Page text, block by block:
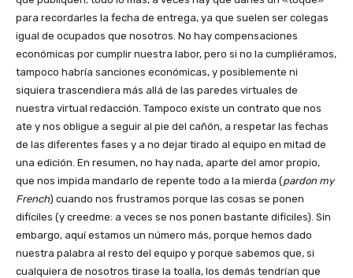
para recordarles la fecha de entrega, ya que suelen ser colegas
igual de ocupados que nosotros. No hay compensaciones
económicas por cumplir nuestra labor, pero si no la cumpliéramos,
tampoco habría sanciones económicas, y posiblemente ni
siquiera trascendiera más allá de las paredes virtuales de
nuestra virtual redacción. Tampoco existe un contrato que nos
ate y nos obligue a seguir al pie del cañón, a respetar las fechas
de las diferentes fases y a no dejar tirado al equipo en mitad de
una edición. En resumen, no hay nada, aparte del amor propio,
que nos impida mandarlo de repente todo a la mierda (pardon my
French) cuando nos frustramos porque las cosas se ponen
difíciles (y creedme: a veces se nos ponen bastante difíciles). Sin
embargo, aquí estamos un número más, porque hemos dado
nuestra palabra al resto del equipo y porque sabemos que, si
cualquiera de nosotros tirase la toalla, los demás tendrían que